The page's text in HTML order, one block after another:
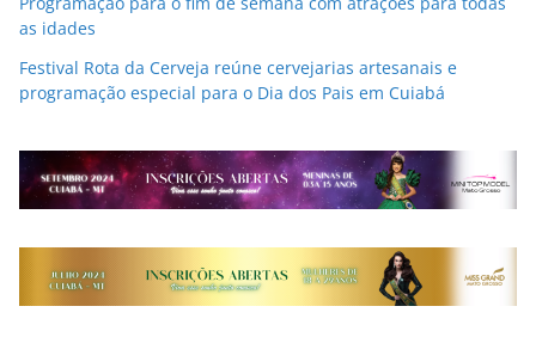
as idades
Festival Rota da Cerveja reúne cervejarias artesanais e
programação especial para o Dia dos Pais em Cuiabá